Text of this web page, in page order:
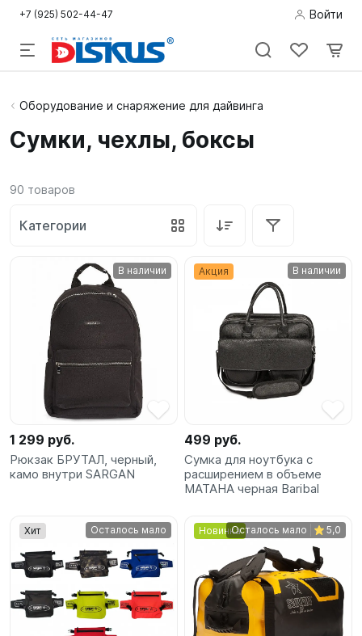
+7 (925) 502-44-47 Войти
Подводная
Снорклинг /
Пляж
Фридайвинг
Детям
Бассейн
SUP-
сёрфинг
Подарочные
Карты
Акции
Оборудование и снаряжение для дайвинга
Сумки, чехлы, боксы
90 товаров
Категории
В наличии
1 299 руб.
Рюкзак БРУТАЛ, черный,
камо внутри SARGAN
Акция В наличии
499 руб.
Сумка для ноутбука с
расширением в объеме
МАТАНА черная Baribal
Хит Осталось мало НовинкаОсталось мало 5,0